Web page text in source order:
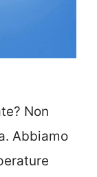
Non
Abbiamo